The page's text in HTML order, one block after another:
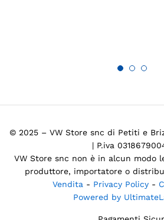
© 2025 – VW Store snc di Petiti e
| P.iva
VW Store snc non è in alcun modo
produttore, importatore o
Vendita - Privacy Policy -
Powered by